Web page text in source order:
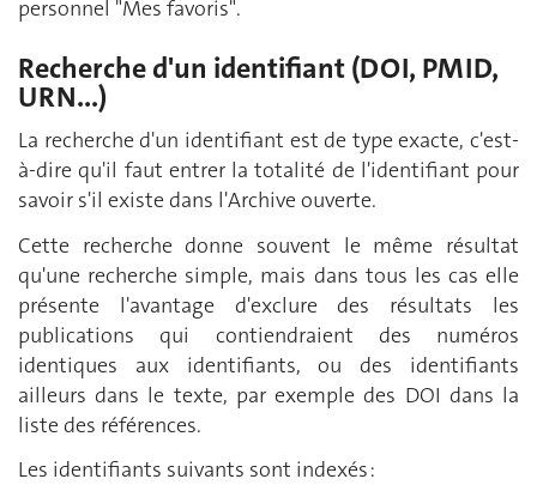
personnel "Mes favoris".
Recherche d'un identifiant (DOI, PMID,
URN...)
La recherche d'un identifiant est de type exacte, c'est-
à-dire qu'il faut entrer la totalité de l'identifiant pour
savoir s'il existe dans l'Archive ouverte.
Cette recherche donne souvent le même résultat
qu'une recherche simple, mais dans tous les cas elle
présente l'avantage d'exclure des résultats les
publications qui contiendraient des numéros
identiques aux identifiants, ou des identifiants
ailleurs dans le texte, par exemple des DOI dans la
liste des références.
Les identifiants suivants sont indexés :